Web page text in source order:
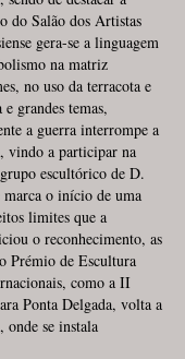
do Salão dos Artistas
gera-se a linguagem
na matriz
no uso da terracota e
grandes temas,
a guerra interrompe a
vindo a participar na
escultórico de D.
o início de uma
limites que a
o reconhecimento, as
Prémio de Escultura
como a II
Ponta Delgada, volta a
onde se instala